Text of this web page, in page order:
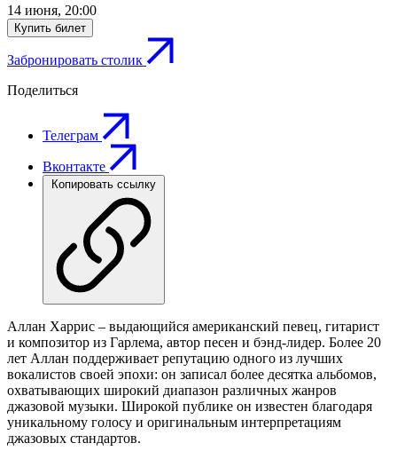
14 июня, 20:00
Купить билет
Забронировать столик
Поделиться
Телеграм
Вконтакте
Копировать ссылку
Аллан Харрис – выдающийся американский певец, гитарист
и композитор из Гарлема, автор песен и бэнд-лидер. Более 20
лет Аллан поддерживает репутацию одного из лучших
вокалистов своей эпохи: он записал более десятка альбомов,
охватывающих широкий диапазон различных жанров
джазовой музыки. Широкой публике он известен благодаря
уникальному голосу и оригинальным интерпретациям
джазовых стандартов.